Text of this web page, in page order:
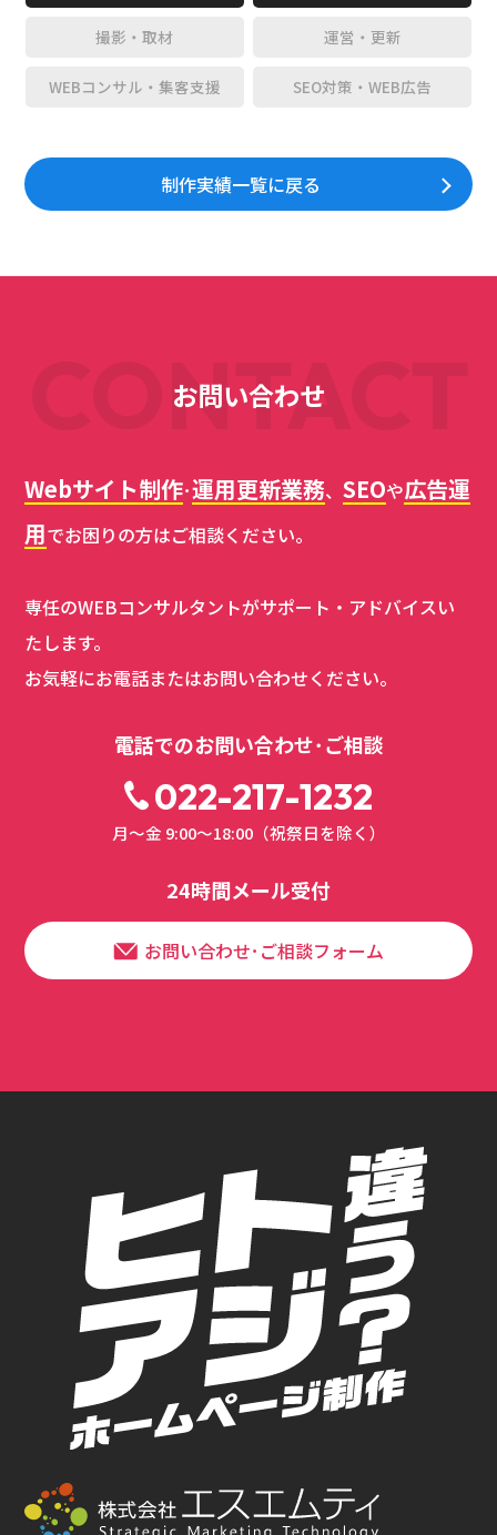
撮影・取材 運営・更新
WEBコンサル・集客支援 SEO対策・WEB広告
制作実績一覧に戻る
お問い合わせ
CONTACT
Webサイト制作･運用更新業務、SEOや広告運
用でお困りの方はご相談ください。
専任のWEBコンサルタントがサポート・アドバイスい
たします。
お気軽にお電話またはお問い合わせください。
電話でのお問い合わせ･ご相談
022-217-1232
月～金 9:00～18:00（祝祭日を除く）
24時間メール受付
お問い合わせ･ご相談フォーム